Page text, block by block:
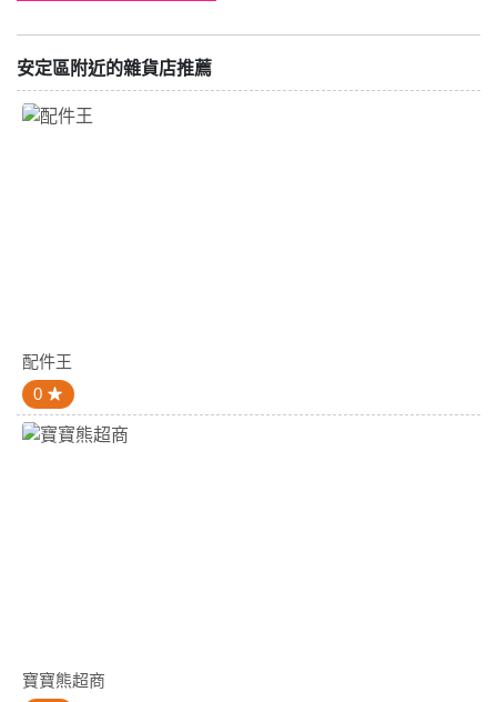
安定區附近的雜貨店推薦
配件王
0
寶寶熊超商